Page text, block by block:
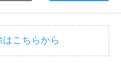
はこちらから